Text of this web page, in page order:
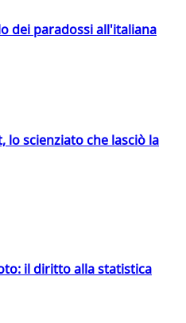
dei paradossi all'italiana
lo scienziato che lasciò la
il diritto alla statistica